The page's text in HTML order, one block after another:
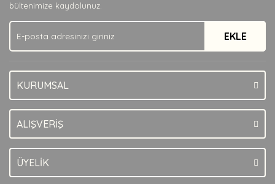
bültenimize kaydolunuz.
EKLE
KURUMSAL
ALIŞVERİŞ
ÜYELİK